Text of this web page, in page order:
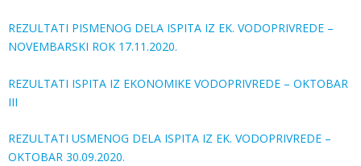
REZULTATI PISMENOG DELA ISPITA IZ EK. VODOPRIVREDE –
NOVEMBARSKI ROK 17.11.2020.
REZULTATI ISPITA IZ EKONOMIKE VODOPRIVREDE – OKTOBAR
III
REZULTATI USMENOG DELA ISPITA IZ EK. VODOPRIVREDE –
OKTOBAR 30.09.2020.